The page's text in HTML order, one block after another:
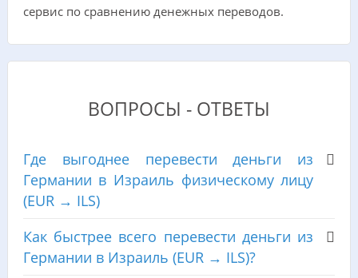
сервис по сравнению денежных переводов.
ВОПРОСЫ - ОТВЕТЫ
Где выгоднее перевести деньги из
Германии в Израиль физическому лицу
(EUR → ILS)
Как быстрее всего перевести деньги из
Германии в Израиль (EUR → ILS)?